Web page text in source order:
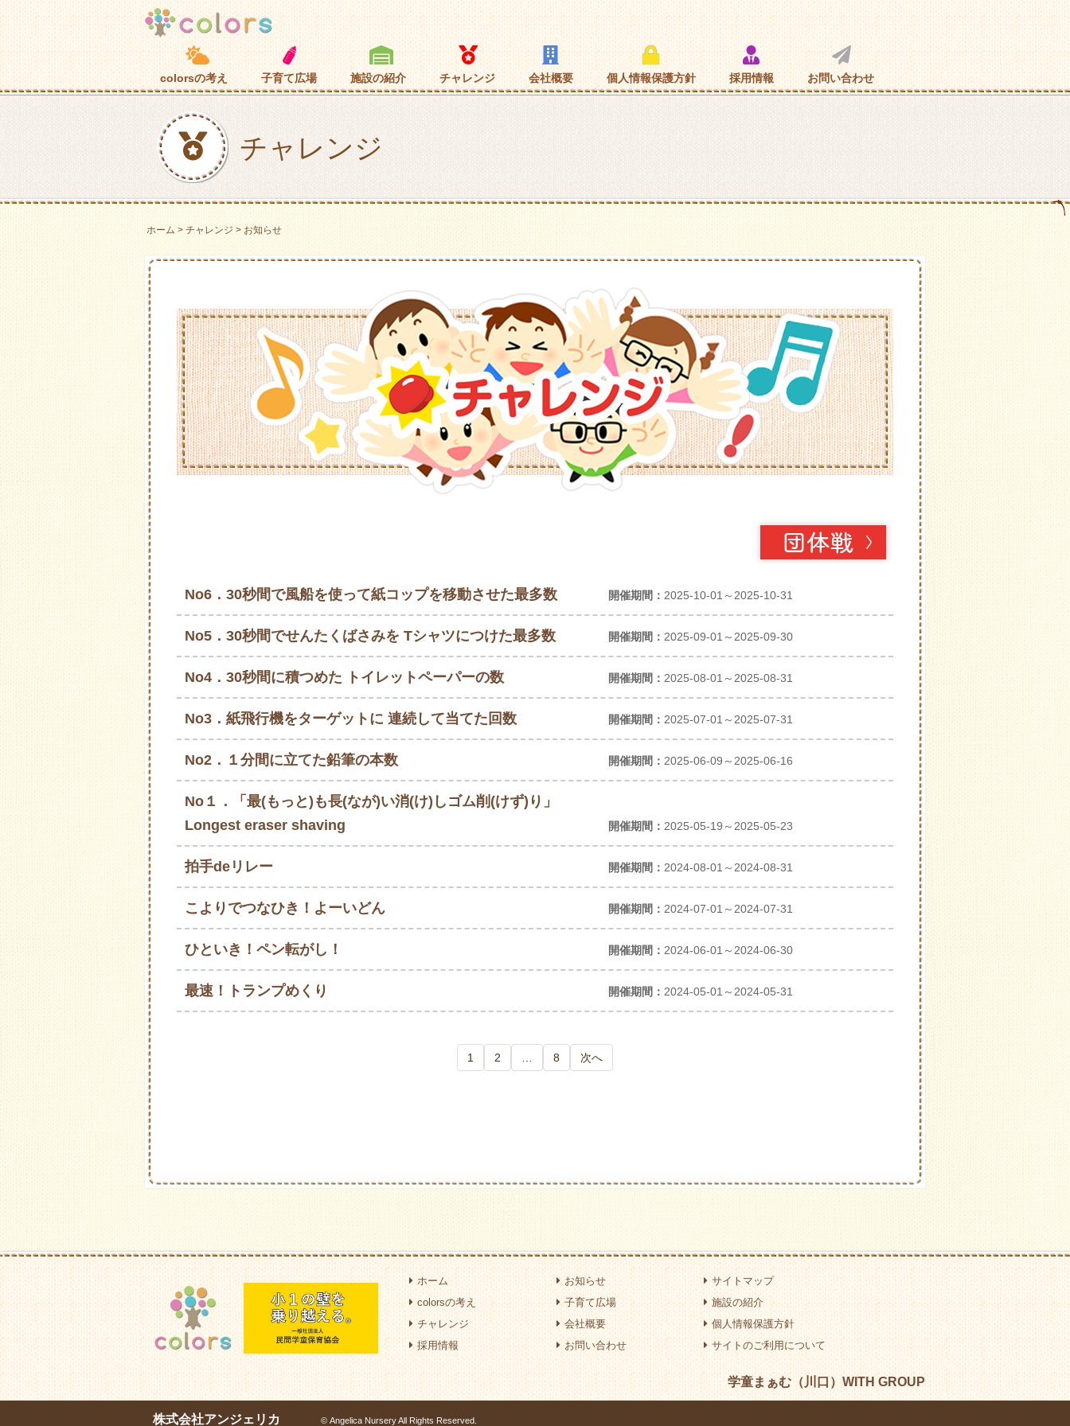
colorsの考え 子育て広場 施設の紹介 チャレンジ 会社概要 個人情報保護方針 採用情報 お問い合わせ
チャレンジ
ホーム チャレンジ お知らせ
No6．30秒間で風船を使って紙コップを移動させた最多数 開催期間： 2025-10-01～2025-10-31
No5．30秒間でせんたくばさみを Tシャツにつけた最多数 開催期間： 2025-09-01～2025-09-30
No4．30秒間に積つめた トイレットペーパーの数 開催期間： 2025-08-01～2025-08-31
No3．紙飛行機をターゲットに 連続して当てた回数 開催期間： 2025-07-01～2025-07-31
No2．１分間に立てた鉛筆の本数 開催期間： 2025-06-09～2025-06-16
No１．「最(もっと)も長(なが)い消(け)しゴム削(けず)り」
Longest eraser shaving
開催期間： 2025-05-19～2025-05-23
拍手deリレー 開催期間： 2024-08-01～2024-08-31
こよりでつなひき！よーいどん 開催期間： 2024-07-01～2024-07-31
ひといき！ペン転がし！ 開催期間： 2024-06-01～2024-06-30
最速！トランプめくり 開催期間： 2024-05-01～2024-05-31
1 2 8 次へ
ホーム お知らせ
サイトマップ
colorsの考え
子育て広場
施設の紹介
チャレンジ
会社概要
個人情報保護方針
採用情報
お問い合わせ サイトのご利用について
学童まぁむ（川口）WITH GROUP
株式会社アンジェリカ © Angelica Nursery All Rights Reserved.